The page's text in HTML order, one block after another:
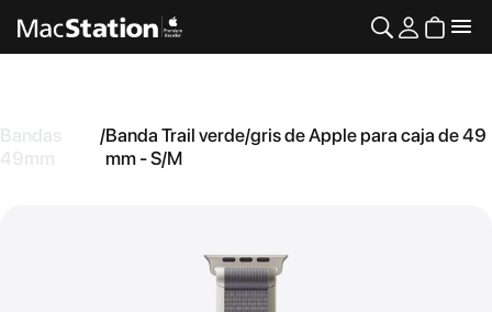
Bandas
49mm
/Banda Trail verde/gris de Apple para caja de 49
mm - S/M